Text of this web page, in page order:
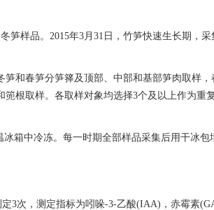
笋样品。2015年3月31日，竹笋快速生长期，
和春笋分笋箨及顶部、中部和基部笋肉取样
根取样。各取样对象均选择3个及以上作为重
箱中冷冻。每一时期全部样品采集后用干冰包
3次，测定指标为吲哚-3-乙酸(IAA)，赤霉素